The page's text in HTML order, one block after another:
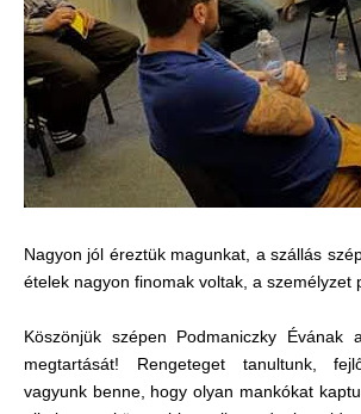
Nagyon jól éreztük magunkat, a szállás
ételek nagyon finomak voltak, a személyzet
Köszönjük szépen Podmaniczky Évának
megtartását! Rengeteget tanultunk,
vagyunk benne, hogy olyan mankókat